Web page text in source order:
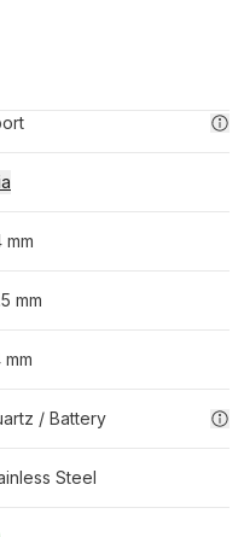
mm
mm
mm
/ Battery
Steel